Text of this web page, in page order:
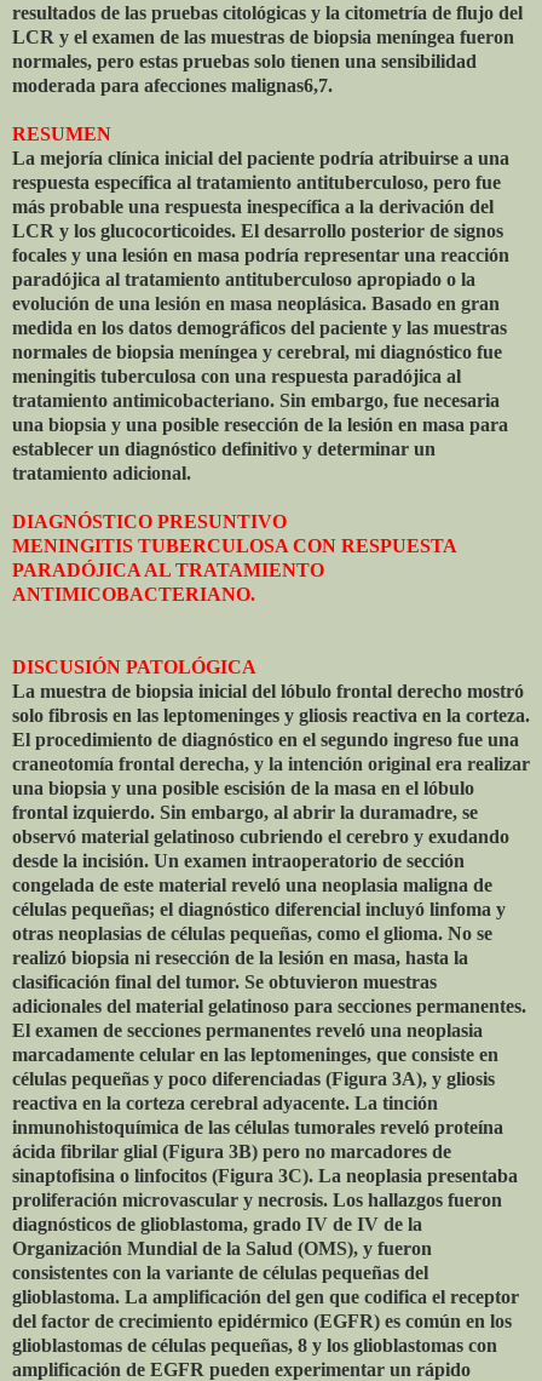
resultados de las pruebas citológicas y la citometría de flujo del
LCR y el examen de las muestras de biopsia meníngea fueron
normales, pero estas pruebas solo tienen una sensibilidad
moderada para afecciones malignas6,7.
RESUMEN
La mejoría clínica inicial del paciente podría atribuirse a una
respuesta específica al tratamiento antituberculoso, pero fue
más probable una respuesta inespecífica a la derivación del
LCR y los glucocorticoides. El desarrollo posterior de signos
focales y una lesión en masa podría representar una reacción
paradójica al tratamiento antituberculoso apropiado o la
evolución de una lesión en masa neoplásica. Basado en gran
medida en los datos demográficos del paciente y las muestras
normales de biopsia meníngea y cerebral, mi diagnóstico fue
meningitis tuberculosa con una respuesta paradójica al
tratamiento antimicobacteriano. Sin embargo, fue necesaria
una biopsia y una posible resección de la lesión en masa para
establecer un diagnóstico definitivo y determinar un
tratamiento adicional.
DIAGNÓSTICO PRESUNTIVO
MENINGITIS TUBERCULOSA CON RESPUESTA
PARADÓJICA AL TRATAMIENTO
ANTIMICOBACTERIANO.
DISCUSIÓN PATOLÓGICA
La muestra de biopsia inicial del lóbulo frontal derecho mostró
solo fibrosis en las leptomeninges y gliosis reactiva en la corteza.
El procedimiento de diagnóstico en el segundo ingreso fue una
craneotomía frontal derecha, y la intención original era realizar
una biopsia y una posible escisión de la masa en el lóbulo
frontal izquierdo. Sin embargo, al abrir la duramadre, se
observó material gelatinoso cubriendo el cerebro y exudando
desde la incisión. Un examen intraoperatorio de sección
congelada de este material reveló una neoplasia maligna de
células pequeñas; el diagnóstico diferencial incluyó linfoma y
otras neoplasias de células pequeñas, como el glioma. No se
realizó biopsia ni resección de la lesión en masa, hasta la
clasificación final del tumor. Se obtuvieron muestras
adicionales del material gelatinoso para secciones permanentes.
El examen de secciones permanentes reveló una neoplasia
marcadamente celular en las leptomeninges, que consiste en
células pequeñas y poco diferenciadas (Figura 3A), y gliosis
reactiva en la corteza cerebral adyacente. La tinción
inmunohistoquímica de las células tumorales reveló proteína
ácida fibrilar glial (Figura 3B) pero no marcadores de
sinaptofisina o linfocitos (Figura 3C). La neoplasia presentaba
proliferación microvascular y necrosis. Los hallazgos fueron
diagnósticos de glioblastoma, grado IV de IV de la
Organización Mundial de la Salud (OMS), y fueron
consistentes con la variante de células pequeñas del
glioblastoma. La amplificación del gen que codifica el receptor
del factor de crecimiento epidérmico (EGFR) es común en los
glioblastomas de células pequeñas, 8 y los glioblastomas con
amplificación de EGFR pueden experimentar un rápido